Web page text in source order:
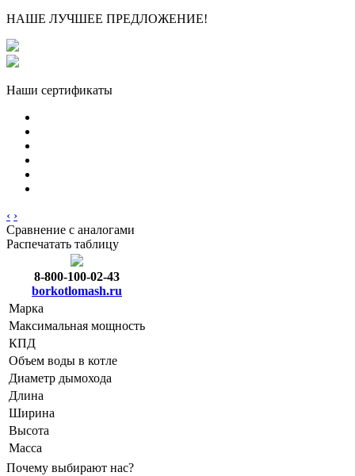
НАШЕ ЛУЧШЕЕ ПРЕДЛОЖЕНИЕ!
Наши сертификаты
‹ ›
Сравнение с аналогами
Распечатать таблицу
8-800-100-02-43
borkotlomash.ru
Марка
Максимальная мощность
КПД
Объем воды в котле
Диаметр дымохода
Длина
Ширина
Высота
Масса
Почему выбирают нас?